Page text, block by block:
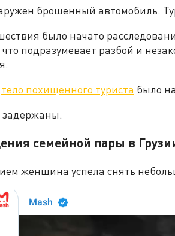
брошенный автомобиль.
было начато
что подразумевает разбой и
тело похищенного туриста было
задержаны.
семейной пары в
женщина успела снять